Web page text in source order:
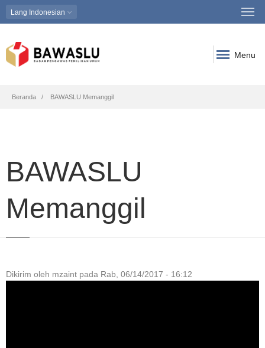
Lang Indonesian
Menu
Breadcrumb
Beranda BAWASLU Memanggil
BAWASLU
Memanggil
Dikirim oleh mzaint pada Rab, 06/14/2017 - 16:12